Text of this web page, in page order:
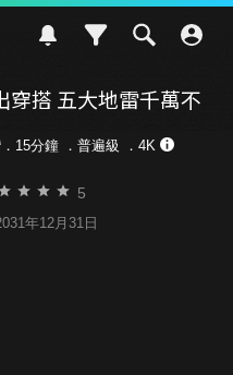
穿搭 五大地雷千萬不
15分鐘 ． 普遍級 ．4K
5
年12月31日